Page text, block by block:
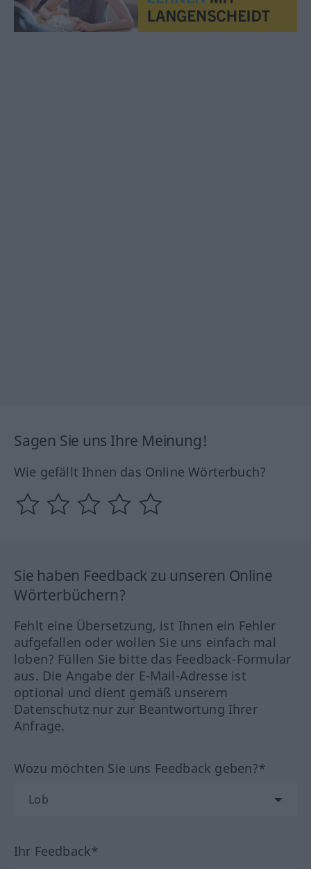
Sagen Sie uns Ihre Meinung!
Wie gefällt Ihnen das Online Wörterbuch?
Sie haben Feedback zu unseren Online
Wörterbüchern?
Fehlt eine Übersetzung, ist Ihnen ein Fehler
aufgefallen oder wollen Sie uns einfach mal
loben? Füllen Sie bitte das Feedback-Formular
aus. Die Angabe der E-Mail-Adresse ist
optional und dient gemäß unserem
Datenschutz nur zur Beantwortung Ihrer
Anfrage.
Wozu möchten Sie uns Feedback geben?*
Ihr Feedback*